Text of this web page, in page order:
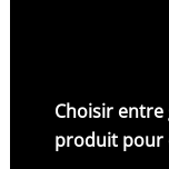
Choisir entre
produit pour